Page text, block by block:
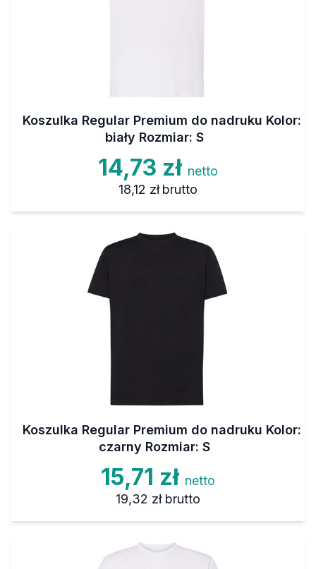
Koszulka Regular Premium do nadruku Kolor:
biały Rozmiar: S
14,73 zł netto
18,12 zł brutto
Koszulka Regular Premium do nadruku Kolor:
czarny Rozmiar: S
15,71 zł netto
19,32 zł brutto